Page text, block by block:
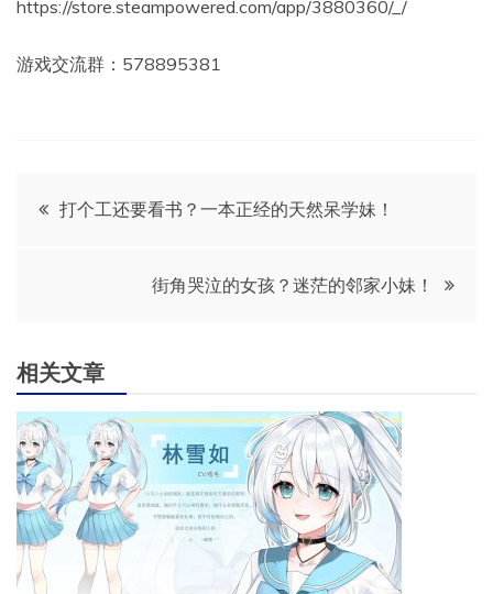
https://store.steampowered.com/app/3880360/_/
游戏交流群：578895381
文
航
打个工还要看书？一本正经的天然呆学妹！
街角哭泣的女孩？迷茫的邻家小妹！
相关文章